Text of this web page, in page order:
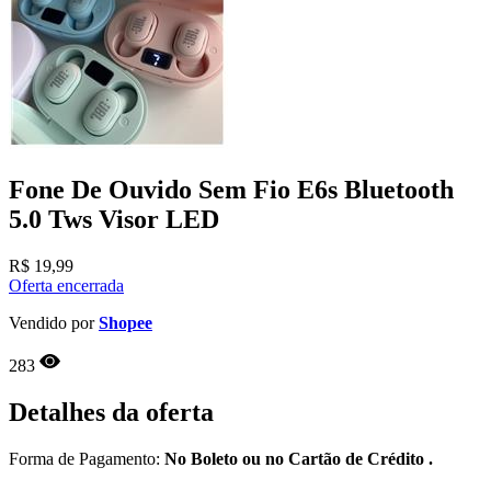
Fone De Ouvido Sem Fio E6s Bluetooth
5.0 Tws Visor LED
R$ 19,99
Oferta encerrada
Vendido porShopee
283
Detalhes da oferta
Forma de Pagamento: No Boleto ou no Cartão de Crédito .